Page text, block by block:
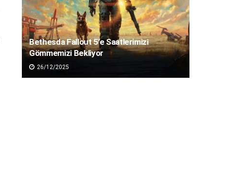
Bethesda Fallout 5’e Saatlerimizi
Gömmemizi Bekliyor
26/12/2025